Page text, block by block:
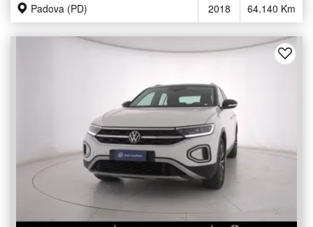
Padova (PD) 2018 64.140 Km